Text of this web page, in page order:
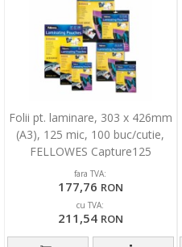
Folii pt. laminare, 303 x 426mm
(A3), 125 mic, 100 buc/cutie,
FELLOWES Capture125
fara TVA:
177,76 RON
cu TVA:
211,54 RON